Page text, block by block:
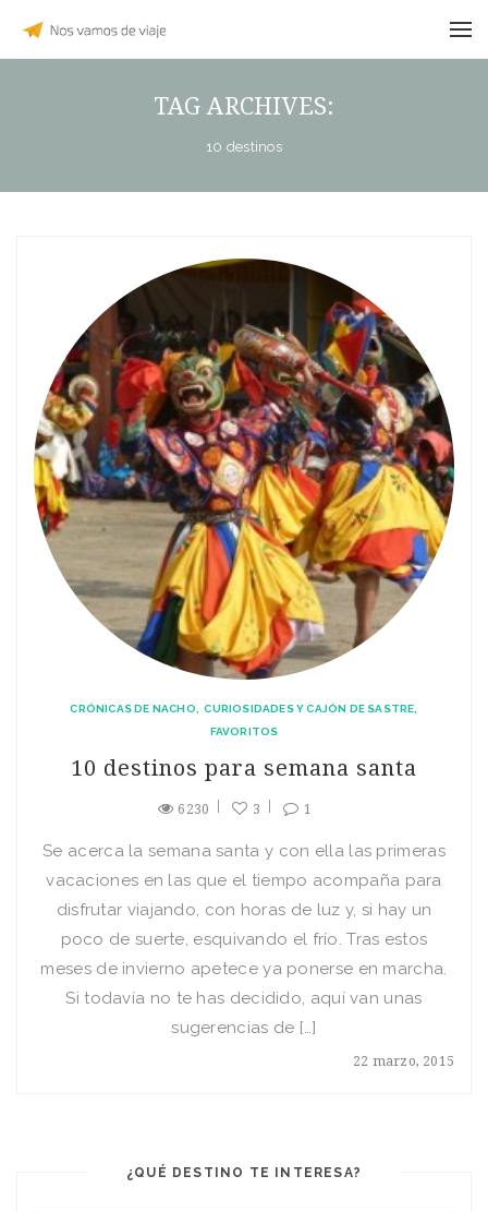
TAG ARCHIVES:
10 destinos
CRÓNICAS DE NACHO
CURIOSIDADES Y CAJÓN DE SASTRE
FAVORITOS
10 destinos para semana santa
6230 3 1
22 marzo, 2015
Se acerca la semana santa y con ella las primeras
vacaciones en las que el tiempo acompaña para
disfrutar viajando, con horas de luz y, si hay un
poco de suerte, esquivando el frío. Tras estos
meses de invierno apetece ya ponerse en marcha.
Si todavía no te has decidido, aquí van unas
sugerencias de […]
¿QUÉ DESTINO TE INTERESA?